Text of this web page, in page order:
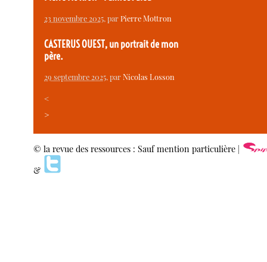
23 novembre 2025, parPierre Mottron
CASTERUS OUEST, un portrait de mon
père.
29 septembre 2025, parNicolas Losson
<
>
© la revue des ressources : Sauf mention particulière |
&